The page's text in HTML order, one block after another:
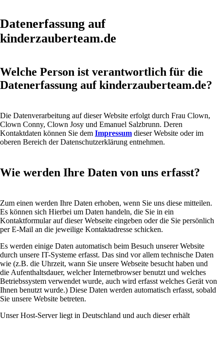
Datenerfassung auf
kinderzauberteam.de
Welche Person ist verantwortlich für die
Datenerfassung auf kinderzauberteam.de?
Die Datenverarbeitung auf dieser Website erfolgt durch Frau Clown,
Clown Conny, Clown Josy und Emanuel Salzbrunn. Deren
Kontaktdaten können Sie dem Impressum dieser Website oder im
oberen Bereich der Datenschutzerklärung entnehmen.
Wie werden Ihre Daten von uns erfasst?
Zum einen werden Ihre Daten erhoben, wenn Sie uns diese mitteilen.
Es können sich Hierbei um Daten handeln, die Sie in ein
Kontaktformular auf dieser Webseite eingeben oder die Sie persönlich
per E-Mail an die jeweilige Kontaktadresse schicken.
Es werden einige Daten automatisch beim Besuch unserer Website
durch unsere IT-Systeme erfasst. Das sind vor allem technische Daten
wie (z.B. die Uhrzeit, wann Sie unsere Webseite besucht haben und
die Aufenthaltsdauer, welcher Internetbrowser benutzt und welches
Betriebssystem verwendet wurde, auch wird erfasst welches Gerät von
Ihnen benutzt wurde.) Diese Daten werden automatisch erfasst, sobald
Sie unsere Website betreten.
Unser Host-Server liegt in Deutschland und auch dieser erhält